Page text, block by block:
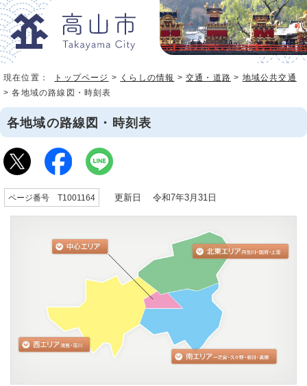
現在位置： トップページ > くらしの情報 >交通・道路 > 地域公共交通
> 各地域の路線図・時刻表
各地域の路線図・時刻表
ページ番号 T1001164 更新日 令和7年3月31日